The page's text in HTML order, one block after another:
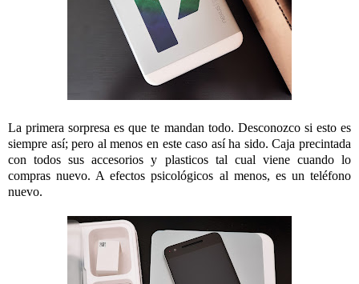
La primera sorpresa es que te mandan todo. Desconozco si esto es
siempre así; pero al menos en este caso así ha sido. Caja precintada
con todos sus accesorios y plasticos tal cual viene cuando lo
compras nuevo. A efectos psicológicos al menos, es un teléfono
nuevo.